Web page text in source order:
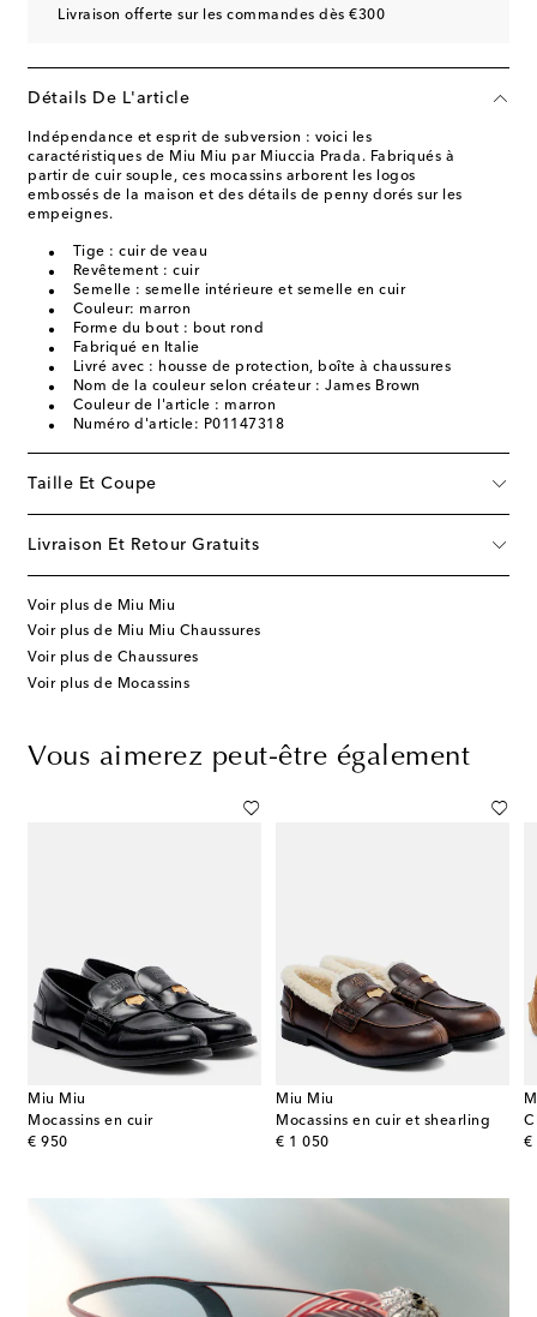
Livraison offerte sur les commandes dès €300
Détails De L'article
Indépendance et esprit de subversion : voici les
caractéristiques de Miu Miu par Miuccia Prada. Fabriqués à
partir de cuir souple, ces mocassins arborent les logos
embossés de la maison et des détails de penny dorés sur les
empeignes.
Tige : cuir de veau
Revêtement : cuir
Semelle : semelle intérieure et semelle en cuir
Couleur: marron
Forme du bout : bout rond
Fabriqué en Italie
Livré avec : housse de protection, boîte à chaussures
Nom de la couleur selon créateur : James Brown
Couleur de l'article : marron
Numéro d'article: P01147318
Taille Et Coupe
Livraison Et Retour Gratuits
Voir plus de Miu Miu
Voir plus de Miu Miu Chaussures
Voir plus de Chaussures
Voir plus de Mocassins
Vous aimerez peut-être également
Miu Miu
Mocassins en cuir
€ 950
original price
Miu Miu
Mocassins en cuir et shearling
€ 1 050
original price
€